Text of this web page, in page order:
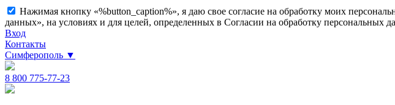
Нажимая кнопку «%button_caption%», я даю свое согласие на обработку моих
данных», на условиях и для целей, определенных в Согласии на обработку персональных
Вход
Контакты
Симферополь ▼
8 800 775-77-23